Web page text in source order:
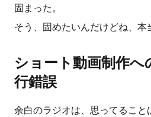
固まった。
そう、固めたいんだけどね、本
ショート動画制作へ
行錯誤
余白のラジオは、思ってること